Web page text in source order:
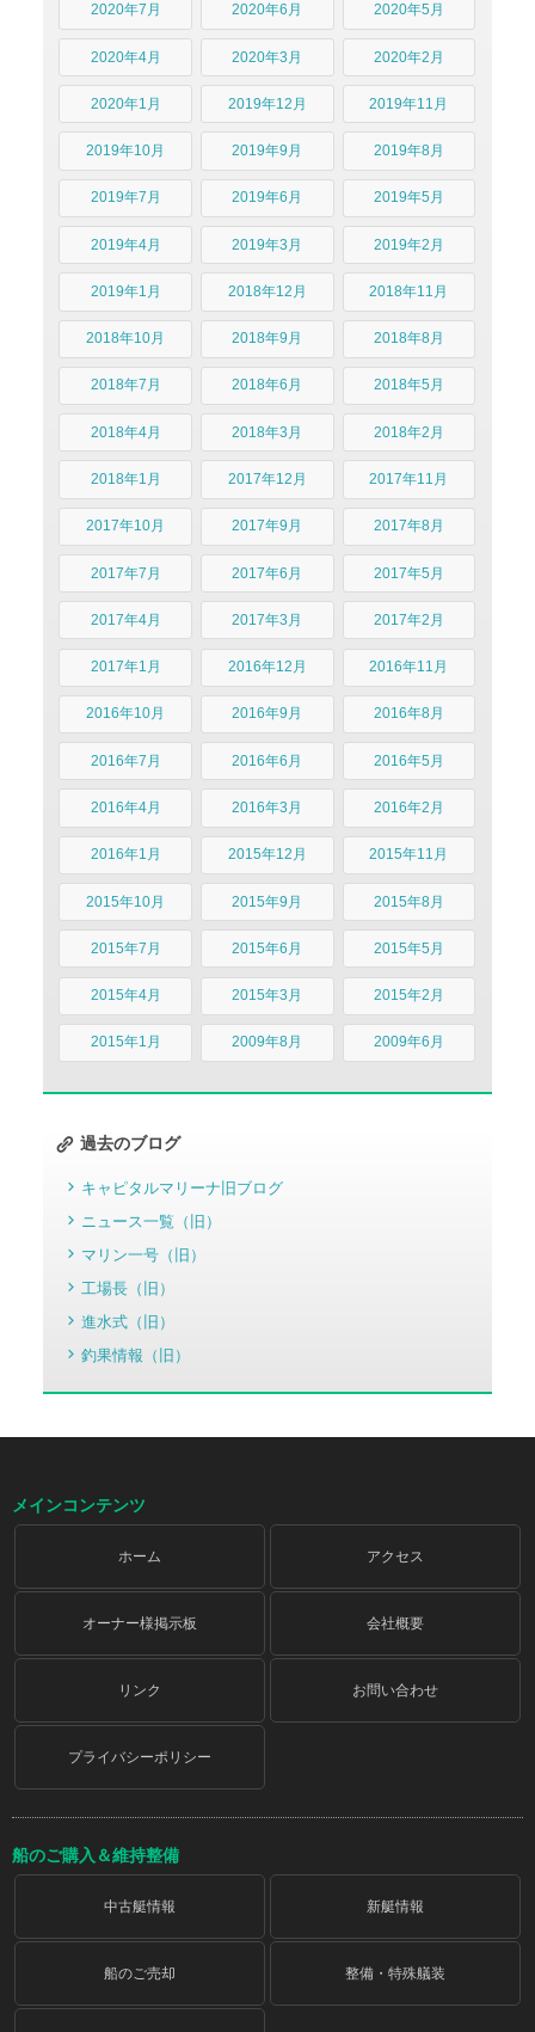
2020年7月 2020年6月 2020年5月
2020年4月 2020年3月 2020年2月
2020年1月 2019年12月 2019年11月
2019年10月 2019年9月 2019年8月
2019年7月 2019年6月 2019年5月
2019年4月 2019年3月 2019年2月
2019年1月 2018年12月 2018年11月
2018年10月 2018年9月 2018年8月
2018年7月 2018年6月 2018年5月
2018年4月 2018年3月 2018年2月
2018年1月 2017年12月 2017年11月
2017年10月 2017年9月 2017年8月
2017年7月 2017年6月 2017年5月
2017年4月 2017年3月 2017年2月
2017年1月 2016年12月 2016年11月
2016年10月 2016年9月 2016年8月
2016年7月 2016年6月 2016年5月
2016年4月 2016年3月 2016年2月
2016年1月 2015年12月 2015年11月
2015年10月 2015年9月 2015年8月
2015年7月 2015年6月 2015年5月
2015年4月 2015年3月 2015年2月
2015年1月 2009年8月 2009年6月
過去のブログ
キャピタルマリーナ旧ブログ
ニュース一覧（旧）
マリン一号（旧）
工場長（旧）
進水式（旧）
釣果情報（旧）
メインコンテンツ
ホーム アクセス
オーナー様掲示板 会社概要
リンク お問い合わせ
プライバシーポリシー
船のご購入＆維持整備
中古艇情報 新艇情報
船のご売却 整備・特殊艤装